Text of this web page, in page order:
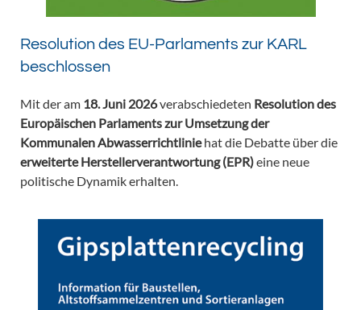
Resolution des EU-Parlaments zur KARL
beschlossen
Mit der am 18. Juni 2026verabschiedeten Resolution des
Europäischen Parlaments zur Umsetzung der
Kommunalen Abwasserrichtliniehat die Debatte über die
erweiterte Herstellerverantwortung (EPR)eine neue
politische Dynamik erhalten.